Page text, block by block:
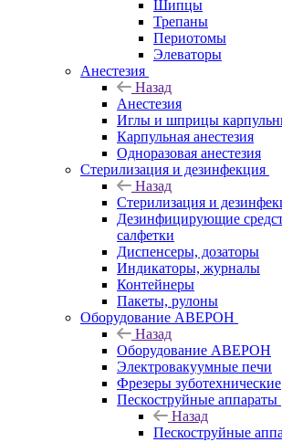
Шипцы
Трепаны
Периотомы
Элеваторы
Анестезия
Назад
Анестезия
Иглы и шприцы
Карпульная анестезия
Одноразовая анестезия
Стерилизация и дезинфекция
Назад
Стерилизация и
Дезинфицирующие
салфетки
Диспенсеры, дозаторы
Индикаторы, журналы
Контейнеры
Пакеты, рулоны
Оборудование АВЕРОН
Назад
Оборудование АВЕРОН
Электровакуумные печи
Фрезеры зуботехнические
Пескоструйные аппараты
Назад
Пескоструйные